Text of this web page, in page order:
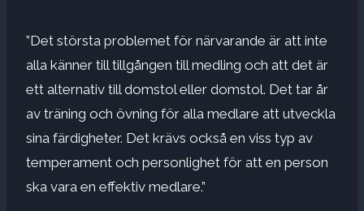
”Det största problemet för närvarande är att inte
alla känner till tillgången till medling och att det är
ett alternativ till domstol eller domstol. Det tar år
av träning och övning för alla medlare att utveckla
sina färdigheter. Det krävs också en viss typ av
temperament och personlighet för att en person
ska vara en effektiv medlare.”